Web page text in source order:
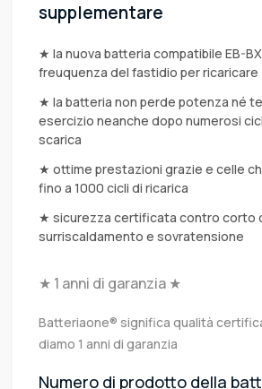
supplementare
★ la nuova batteria compatibile EB-
freuquenza del fastidio per ricaricare
★ la batteria non perde potenza né
esercizio neanche dopo numerosi
scarica
★ ottime prestazioni grazie e celle
fino a 1000 cicli di ricarica
★ sicurezza certificata contro corto
surriscaldamento e sovratensione
★ 1 anni di garanzia ★
Batteriaone® significa qualità
diamo 1 anni di garanzia
Numero di prodotto della